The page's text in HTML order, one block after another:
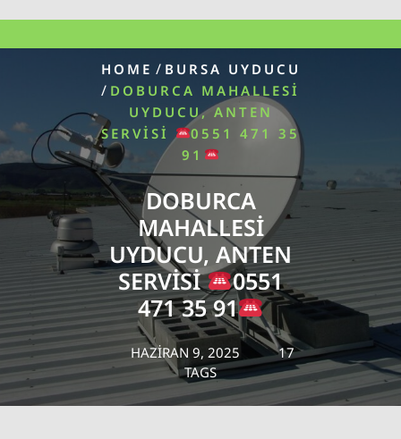
HOME / BURSA UYDUCU
/ DOBURCA MAHALLESI
UYDUCU, ANTEN
SERVISI
0551 471 35
91
DOBURCA
MAHALLESI
UYDUCU, ANTEN
SERVISI
0551
471 35 91
HAZIRAN 9, 2025
17
TAGS